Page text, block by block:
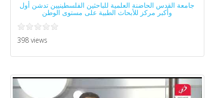
جامعة القدس الحاضنة العلمية للباحثين الفلسطينيين تدشن أول
وأكبر مركز للأبحاث الطبية على مستوى الوطن
398 views